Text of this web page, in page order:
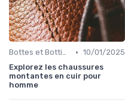
Bottes et Bottines • 10/01/2025
Explorez les chaussures
montantes en cuir pour
homme